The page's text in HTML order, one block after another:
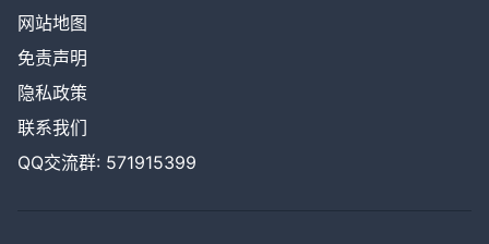
网站地图
免责声明
隐私政策
联系我们
QQ交流群: 571915399